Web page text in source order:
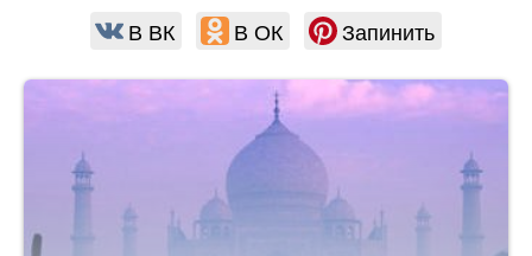
В ВК В ОК Запинить